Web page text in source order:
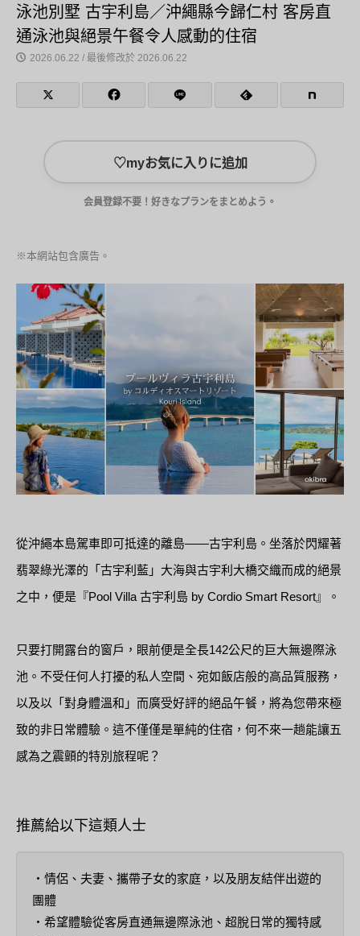
泳池別墅 古宇利島／沖繩縣今歸仁村 客房直
通泳池與絕景午餐令人感動的住宿
2026.06.22 / 最後修改於 2026.06.22
♡myお気に入りに追加
会員登録不要！好きなプランをまとめよう。
※本網站包含廣告。
從沖繩本島駕車即可抵達的離島——古宇利島。坐落於閃耀著
翡翠綠光澤的「古宇利藍」大海與古宇利大橋交織而成的絕景
之中，便是『Pool Villa 古宇利島 by Cordio Smart Resort』。
只要打開露台的窗戶，眼前便是全長142公尺的巨大無邊際泳
池。不受任何人打擾的私人空間、宛如飯店般的高品質服務，
以及以「對身體溫和」而廣受好評的絕品午餐，將為您帶來極
致的非日常體驗。這不僅僅是單純的住宿，何不來一趟能讓五
感為之震顫的特別旅程呢？
推薦給以下這類人士
・情侶、夫妻、攜帶子女的家庭，以及朋友結伴出遊的
團體
・希望體驗從客房直通無邊際泳池、超脫日常的獨特感